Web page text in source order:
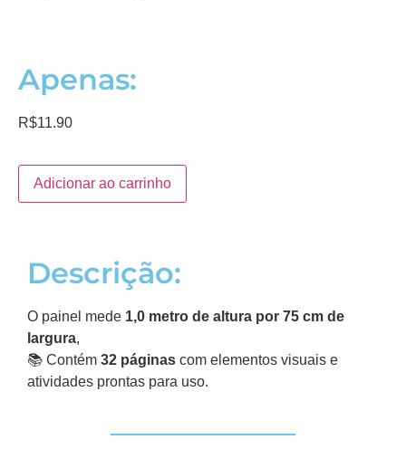
Apenas:
R$11.90
Adicionar ao carrinho
Descrição:
O painel mede 1,0 metro de altura por 75 cm de
largura,
📚 Contém 32 páginas com elementos visuais e
atividades prontas para uso.